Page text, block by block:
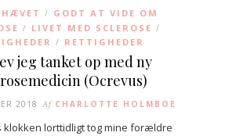
/
GODT AT VIDE OM
/ LIVET MED SCLEROSE /
/ RETTIGHEDER
jeg tanket op med ny
(Ocrevus)
2018 Af CHARLOTTE HOLMBOE
klokken lorttidligt tog mine forældre